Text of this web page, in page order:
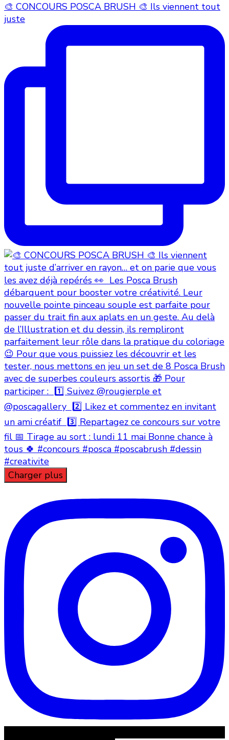
🎨 CONCOURS POSCA BRUSH 🎨 Ils viennent tout
juste
Charger plus